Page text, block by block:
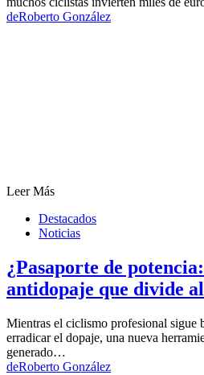
deRoberto González
Leer Más
Destacados
Noticias
¿Pasaporte de
antidopaje que divide
Mientras el ciclismo profesional sigue
erradicar el dopaje, una nueva
generado…
deRoberto González